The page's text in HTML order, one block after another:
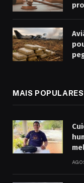
MAIS POPULARES